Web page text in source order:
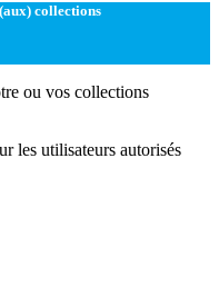
collections
ou vos collections
les utilisateurs autorisés